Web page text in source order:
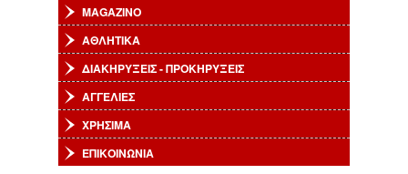
MAGAZINO
ΑΘΛΗΤΙΚΑ
ΔΙΑΚΗΡΥΞΕΙΣ - ΠΡΟΚΗΡΥΞΕΙΣ
ΑΓΓΕΛΙΕΣ
ΧΡΗΣΙΜΑ
ΕΠΙΚΟΙΝΩΝΙΑ